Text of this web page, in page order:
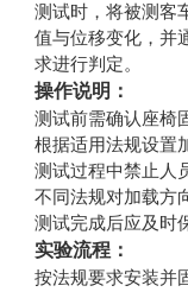
测试时，将被测客
值与位移变化，并
求进行判定。
操作说明：
测试前需确认座椅
根据适用法规设置
测试过程中禁止人
不同法规对加载方
测试完成后应及时
实验流程：
按法规要求安装并